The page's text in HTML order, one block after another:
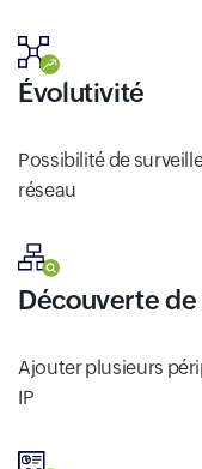
Évolutivité
Possibilité de
réseau
Découverte de
Ajouter plusieurs
IP